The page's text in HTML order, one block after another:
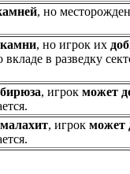
, но
камни, но игрок их
в разведку
, игрок может
, игрок может